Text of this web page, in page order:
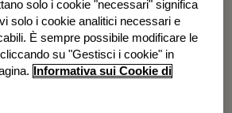
solo i cookie "necessari" significa
solo i cookie analitici necessari e
È sempre possibile modificare le
su "Gestisci i cookie" in
Informativa sui Cookie di